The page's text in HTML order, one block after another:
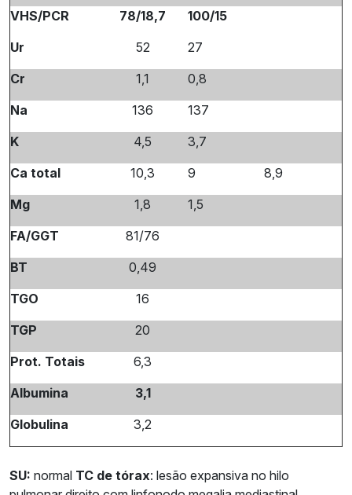
VHS/PCR
78/18,7
100/15
Ur
52
27
Cr
1,1
0,8
Na
136
137
K
4,5
3,7
Ca total
10,3 9
8,9
Mg
1,8
1,5
FA/GGT
81/76
BT
0,49
TGO
16
TGP
20
Prot. Totais
6,3
Albumina
3,1
Globulina
3,2
SU: normal TC de tórax: lesão expansiva no hilo